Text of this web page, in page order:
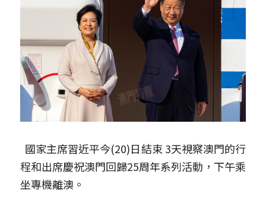
程和出席慶祝澳門回歸25周年系列活動，下午乘
坐專機離澳。